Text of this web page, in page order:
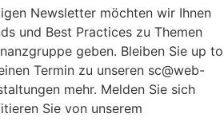
Newsletter möchten wir Ihnen
und Best Practices zu Themen
geben. Bleiben Sie up to
Termin zu unseren sc@web-
mehr. Melden Sie sich
Sie von unserem